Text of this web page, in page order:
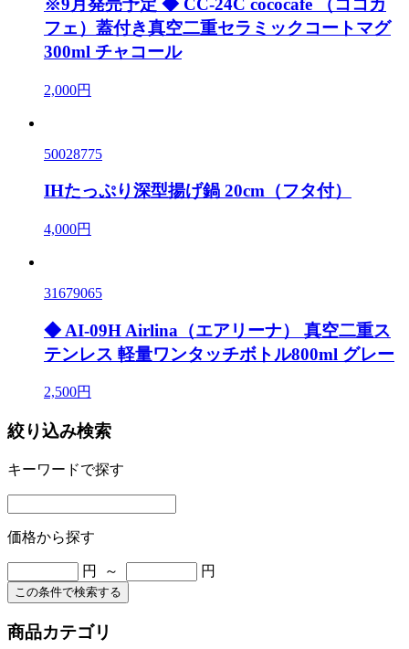
※9月発売予定 ◆ CC-24C cococafe （ココカ
フェ）蓋付き真空二重セラミックコートマグ
300ml チャコール
2,000円
50028775
IHたっぷり深型揚げ鍋 20cm（フタ付）
4,000円
31679065
◆ AI-09H Airlina（エアリーナ） 真空二重ス
テンレス 軽量ワンタッチボトル800ml グレー
2,500円
絞り込み検索
キーワードで探す
価格から探す
円 ～ 円
この条件で検索する
商品カテゴリ